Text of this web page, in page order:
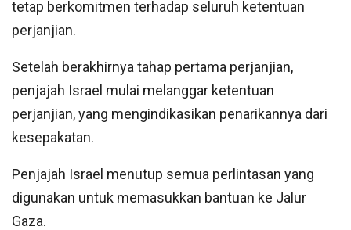
tetap berkomitmen terhadap seluruh ketentuan
perjanjian.
Setelah berakhirnya tahap pertama perjanjian,
penjajah Israel mulai melanggar ketentuan
perjanjian, yang mengindikasikan penarikannya dari
kesepakatan.
Penjajah Israel menutup semua perlintasan yang
digunakan untuk memasukkan bantuan ke Jalur
Gaza.